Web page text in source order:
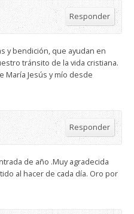
Responder
y bendición, que ayudan en
tránsito de la vida cristiana.
María Jesús y mío desde
Responder
de año .Muy agradecida
al hacer de cada día. Oro por